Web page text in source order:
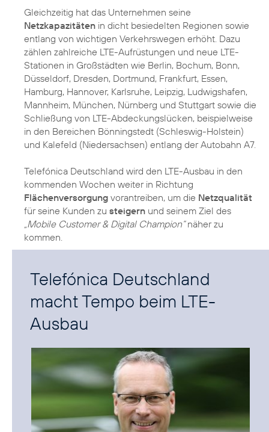
Gleichzeitig hat das Unternehmen seine
Netzkapazitäten in dicht besiedelten Regionen sowie
entlang von wichtigen Verkehrswegen erhöht. Dazu
zählen zahlreiche LTE-Aufrüstungen und neue LTE-
Stationen in Großstädten wie Berlin, Bochum, Bonn,
Düsseldorf, Dresden, Dortmund, Frankfurt, Essen,
Hamburg, Hannover, Karlsruhe, Leipzig, Ludwigshafen,
Mannheim, München, Nürnberg und Stuttgart sowie die
Schließung von LTE-Abdeckungslücken, beispielweise
in den Bereichen Bönningstedt (Schleswig-Holstein)
und Kalefeld (Niedersachsen) entlang der Autobahn A7.
Telefónica Deutschland wird den LTE-Ausbau in den
kommenden Wochen weiter in Richtung
Flächenversorgung vorantreiben, um die Netzqualität
für seine Kunden zu steigern und seinem Ziel des
„Mobile Customer & Digital Champion“näher zu
kommen.
Telefónica Deutschland
macht Tempo beim LTE-
Ausbau